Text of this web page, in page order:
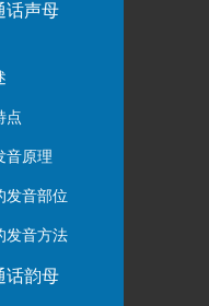
声母
点
音原理
发音部位
发音方法
韵母